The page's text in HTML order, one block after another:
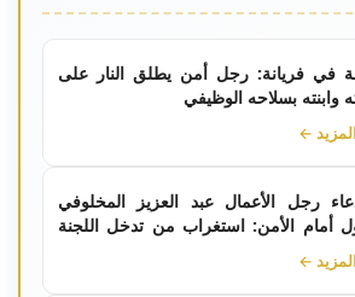
في فريانة: رجل أمن يطلق النار على
وابنته بسلاحه الوظيفي
←
رجل الأعمال عبد العزيز المخلوفي
أمام الأمن: استغراب من تدخل اللجنة
والزج بجمهور النادي الصفاقسي
←